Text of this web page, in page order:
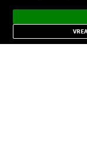
Dark
Mode
Radio live,
importante.